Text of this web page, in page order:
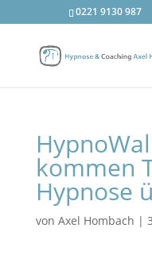
0221 9130 987
kommen
Hypnose
von Axel Hombach |